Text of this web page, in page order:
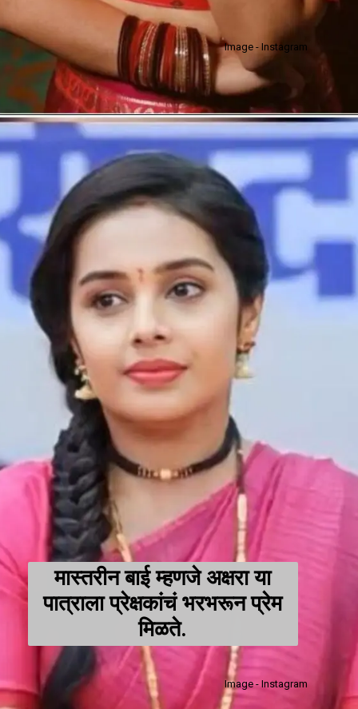
Image - Instagram
मास्तरीन बाई म्हणजे अक्षरा या
पात्राला प्रेक्षकांचं भरभरून प्रेम
मिळते.
Image - Instagram